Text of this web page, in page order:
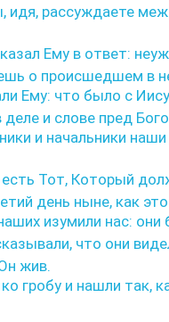
идя, рассуждаете
Ему в ответ:
о происшедшем в
Ему: что было с
и слове пред
и начальники
Тот, Который
день ныне, как
изумили нас: они
что они
жив.
гробу и нашли так,